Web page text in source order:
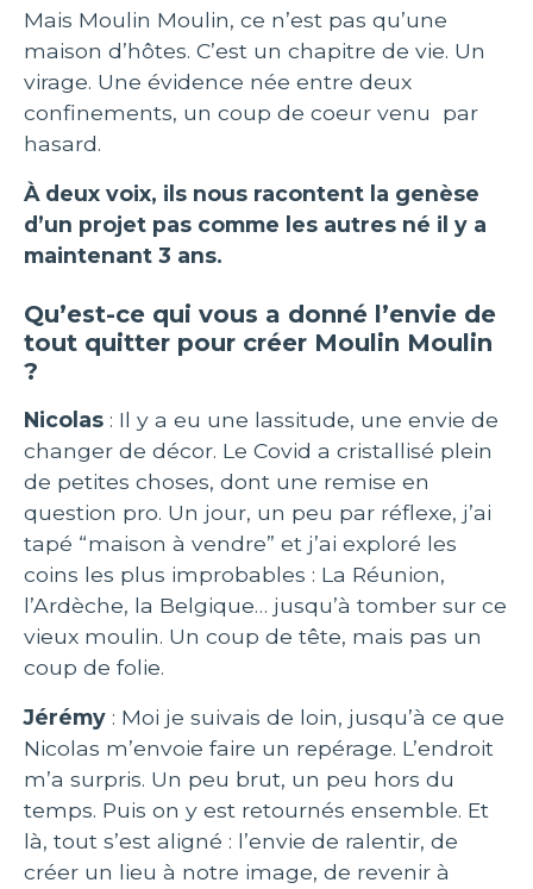
Mais Moulin Moulin, ce n’est pas qu’une
maison d’hôtes. C’est un chapitre de vie. Un
virage. Une évidence née entre deux
confinements, un coup de coeur venu par
hasard.
À deux voix, ils nous racontent la genèse
d’un projet pas comme les autres né il y a
maintenant 3 ans.
Qu’est-ce qui vous a donné l’envie de
tout quitter pour créer Moulin Moulin
?
Nicolas : Il y a eu une lassitude, une envie de
changer de décor. Le Covid a cristallisé plein
de petites choses, dont une remise en
question pro. Un jour, un peu par réflexe, j’ai
tapé “maison à vendre” et j’ai exploré les
coins les plus improbables : La Réunion,
l’Ardèche, la Belgique… jusqu’à tomber sur ce
vieux moulin. Un coup de tête, mais pas un
coup de folie.
Jérémy : Moi je suivais de loin, jusqu’à ce que
Nicolas m’envoie faire un repérage. L’endroit
m’a surpris. Un peu brut, un peu hors du
temps. Puis on y est retournés ensemble. Et
là, tout s’est aligné : l’envie de ralentir, de
créer un lieu à notre image, de revenir à